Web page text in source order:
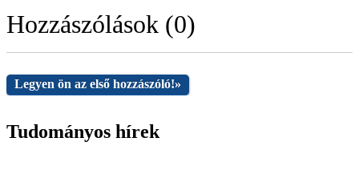
Hozzászólások (0)
Legyen ön az első hozzászóló!»
Tudományos hírek